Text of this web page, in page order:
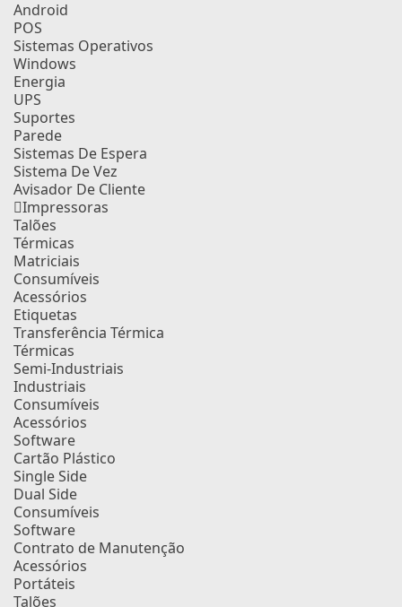
Android
POS
Sistemas Operativos
Windows
Energia
UPS
Suportes
Parede
Sistemas De Espera
Sistema De Vez
Avisador De Cliente
Impressoras
Talões
Térmicas
Matriciais
Consumíveis
Acessórios
Etiquetas
Transferência Térmica
Térmicas
Semi-Industriais
Industriais
Consumíveis
Acessórios
Software
Cartão Plástico
Single Side
Dual Side
Consumíveis
Software
Contrato de Manutenção
Acessórios
Portáteis
Talões